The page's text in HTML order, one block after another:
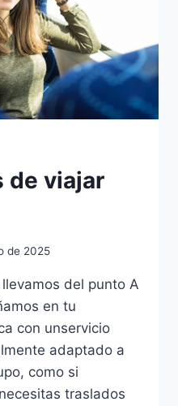
de viajar
de 2025
del punto A
en tu
con unservicio
adaptado a
como si
traslados